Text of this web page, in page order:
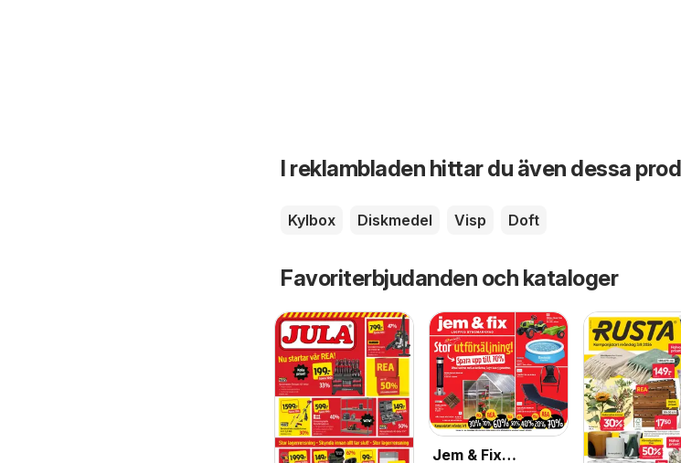
I reklambladen hittar du även dessa
Kylbox Diskmedel Visp Doft
Favoriterbjudanden och kataloger
Jem & Fix